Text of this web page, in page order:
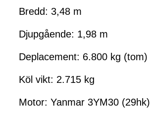
Bredd: 3,48 m
Djupgående: 1,98 m
Deplacement: 6.800 kg (tom)
Köl vikt: 2.715 kg
Motor: Yanmar 3YM30 (29hk)